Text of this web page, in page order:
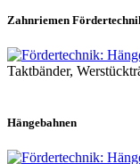
Zahnriemen
Taktbänder,
Hängebahnen